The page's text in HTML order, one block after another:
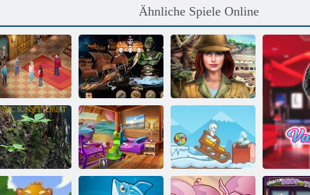
Ähnliche Spiele Online
Evermoor Der
Faden des
Schicksals
Hidden Objects-
Piraten-Schatz
Versteckte
Geschichte